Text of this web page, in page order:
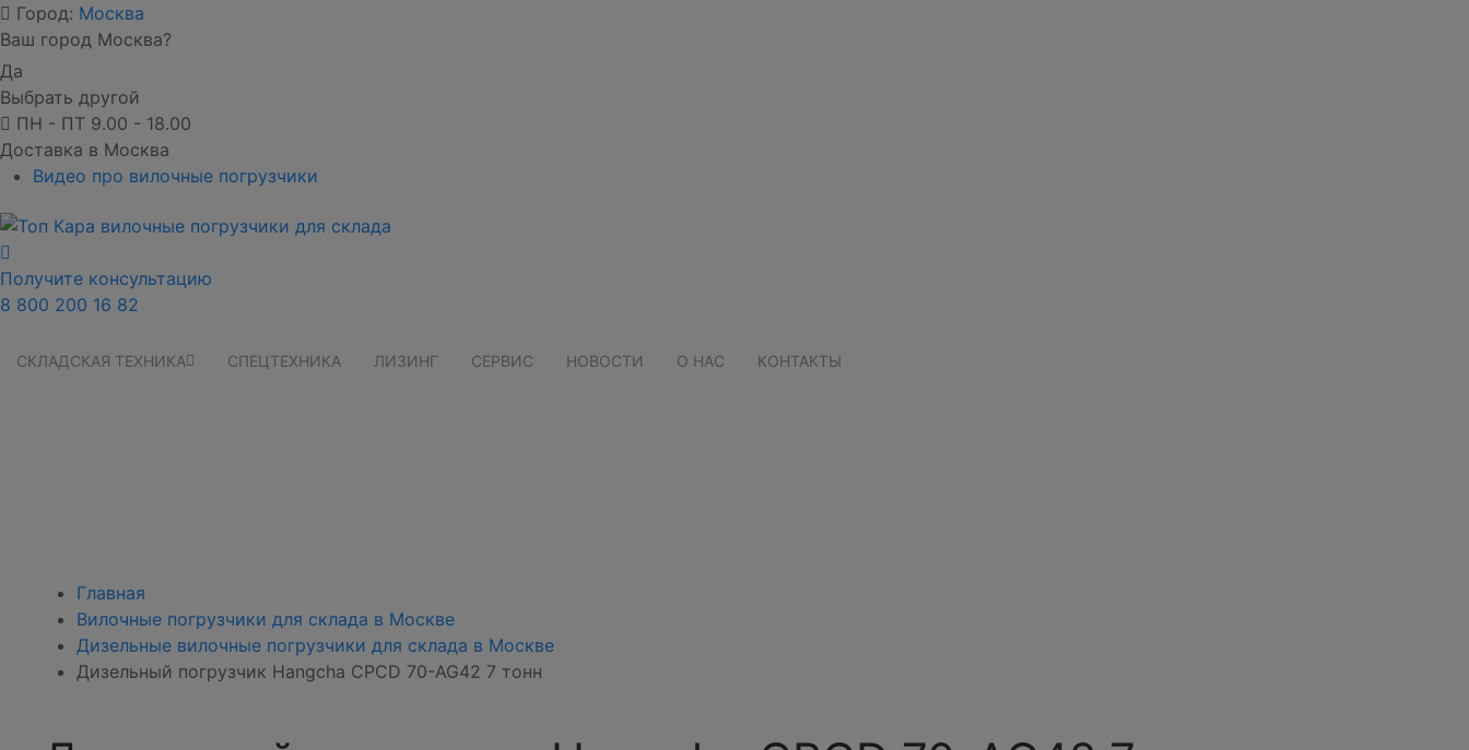
Город: Москва
Ваш город Москва?
Да
Выбрать другой
ПН - ПТ 9.00 - 18.00
Доставка в Москва
Видео про вилочные погрузчики
Получите консультацию
8 800 200 16 82
СКЛАДСКАЯ ТЕХНИКА СПЕЦТЕХНИКА ЛИЗИНГ СЕРВИС НОВОСТИ О НАС КОНТАКТЫ
Главная
Вилочные погрузчики для склада в Москве
Дизельные вилочные погрузчики для склада в Москве
Дизельный погрузчик Hangcha CPCD 70-AG42 7 тонн